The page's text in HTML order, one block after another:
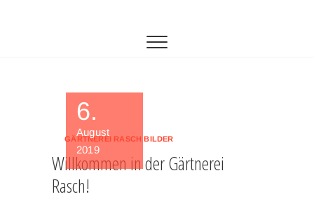
6.
August
2019
GÄRTNEREI RASCH BILDER
Willkommen in der Gärtnerei
Rasch!